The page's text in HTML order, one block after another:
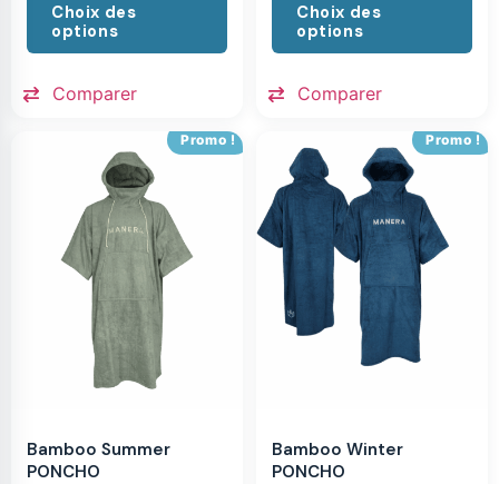
Choix des
options
Comparer
Choix des
options
Comparer
Promo !
Bamboo Summer
PONCHO
Promo !
Bamboo Winter
PONCHO